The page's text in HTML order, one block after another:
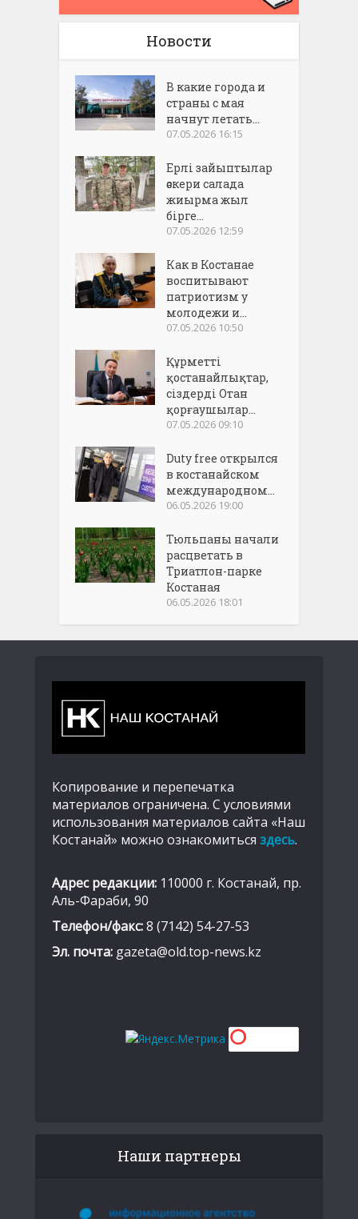
Новости
В какие города и
страны с мая
начнут летать...
07.05.2026 16:15
Ерлі зайыптылар
әскери салада
жиырма жыл
бірге...
07.05.2026 12:59
Как в Костанае
воспитывают
патриотизм у
молодежи и...
07.05.2026 10:50
Құрметті
қостанайлықтар,
сіздерді Отан
қорғаушылар...
07.05.2026 09:10
Duty free открылся
в костанайском
международном...
06.05.2026 19:00
Тюльпаны начали
расцветать в
Триатлон-парке
Костаная
06.05.2026 18:01
Копирование и перепечатка
материалов ограничена. С условиями
использования материалов сайта «Наш
Костанай» можно ознакомиться здесь.
Адрес редакции: 110000 г. Костанай, пр.
Аль-Фараби, 90
Телефон/факс:8 (7142) 54-27-53
Эл. почта: gazeta@old.top-news.kz
Наши партнеры